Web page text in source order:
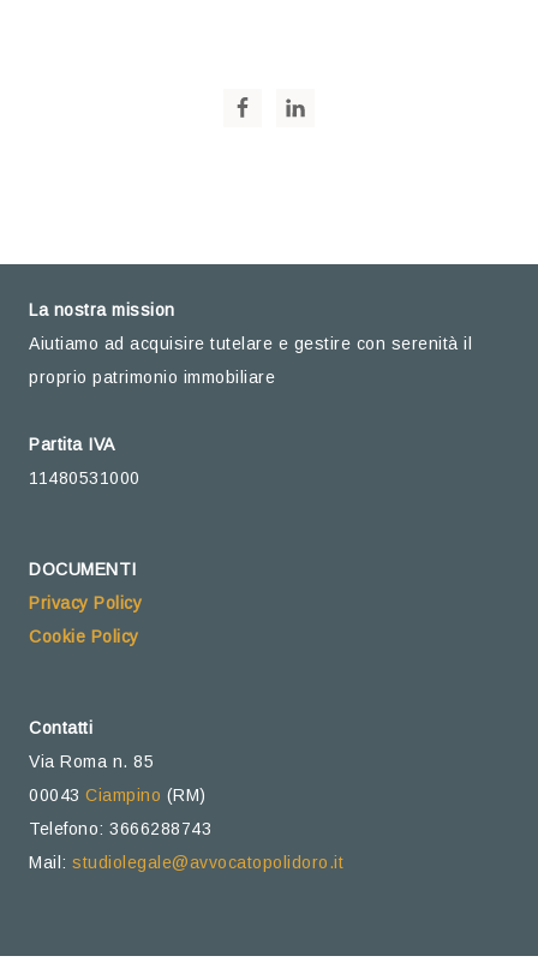
La nostra mission
Aiutiamo ad acquisire tutelare e gestire con serenità il
proprio patrimonio immobiliare
Partita IVA
11480531000
DOCUMENTI
Privacy Policy
Cookie Policy
Contatti
Via Roma n. 85
00043Ciampino (RM)
Telefono: 3666288743
Mail:studiolegale@avvocatopolidoro.it